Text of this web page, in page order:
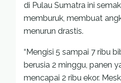
di Pulau Sumatra ini
memburuk, membuat
menurun drastis.
“Mengisi 5 sampai 7 ribu
berusia 2 minggu, panen
mencapai 2 ribu ekor.